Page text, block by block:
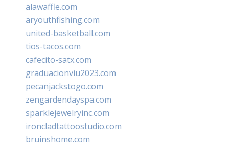
alawaffle.com
aryouthfishing.com
united-basketball.com
tios-tacos.com
cafecito-satx.com
graduacionviu2023.com
pecanjackstogo.com
zengardendayspa.com
sparklejewelryinc.com
ironcladtattoostudio.com
bruinshome.com